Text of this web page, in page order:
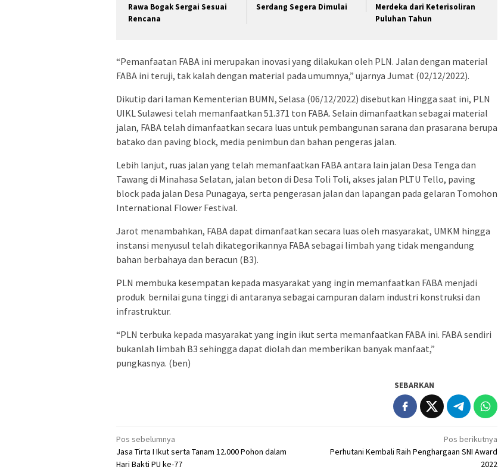
Rawa Bogak Sergai Sesuai
Rencana
Serdang Segera Dimulai
Merdeka dari Keterisoliran
Puluhan Tahun
“Pemanfaatan FABA ini merupakan inovasi yang dilakukan oleh PLN. Jalan dengan material
FABA ini teruji, tak kalah dengan material pada umumnya,” ujarnya Jumat (02/12/2022).
Dikutip dari laman Kementerian BUMN, Selasa (06/12/2022) disebutkan Hingga saat ini, PLN
UIKL Sulawesi telah memanfaatkan 51.371 ton FABA. Selain dimanfaatkan sebagai material
jalan, FABA telah dimanfaatkan secara luas untuk pembangunan sarana dan prasarana berupa
batako dan paving block, media penimbun dan bahan pengeras jalan.
Lebih lanjut, ruas jalan yang telah memanfaatkan FABA antara lain jalan Desa Tenga dan
Tawang di Minahasa Selatan, jalan beton di Desa Toli Toli, akses jalan PLTU Tello, paving
block pada jalan Desa Punagaya, serta pengerasan jalan dan lapangan pada gelaran Tomohon
International Flower Festival.
Jarot menambahkan, FABA dapat dimanfaatkan secara luas oleh masyarakat, UMKM hingga
instansi menyusul telah dikategorikannya FABA sebagai limbah yang tidak mengandung
bahan berbahaya dan beracun (B3).
PLN membuka kesempatan kepada masyarakat yang ingin memanfaatkan FABA menjadi
produk bernilai guna tinggi di antaranya sebagai campuran dalam industri konstruksi dan
infrastruktur.
“PLN terbuka kepada masyarakat yang ingin ikut serta memanfaatkan FABA ini. FABA sendiri
bukanlah limbah B3 sehingga dapat diolah dan memberikan banyak manfaat,”
pungkasnya. (ben)
SEBARKAN
Navigasi
pos
Pos sebelumnya
Jasa Tirta I Ikut serta Tanam 12.000 Pohon dalam
Hari Bakti PU ke-77
Pos berikutnya
Perhutani Kembali Raih Penghargaan SNI Award
2022